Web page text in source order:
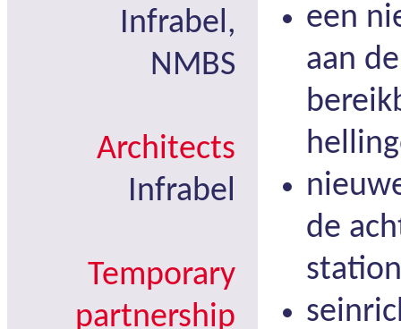
Infrabel,
NMBS
Architects
Infrabel
Temporary
partnership
een
aan
de